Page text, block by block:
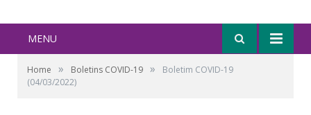
MENU
Home » Boletins COVID-19 »
Boletim COVID-19
(04/03/2022)